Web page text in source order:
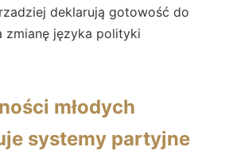
deklarują gotowość do
zmianę języka polityki
młodych
systemy partyjne